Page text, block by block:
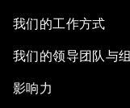
我们的工作方式
我们的领导团队与
影响力